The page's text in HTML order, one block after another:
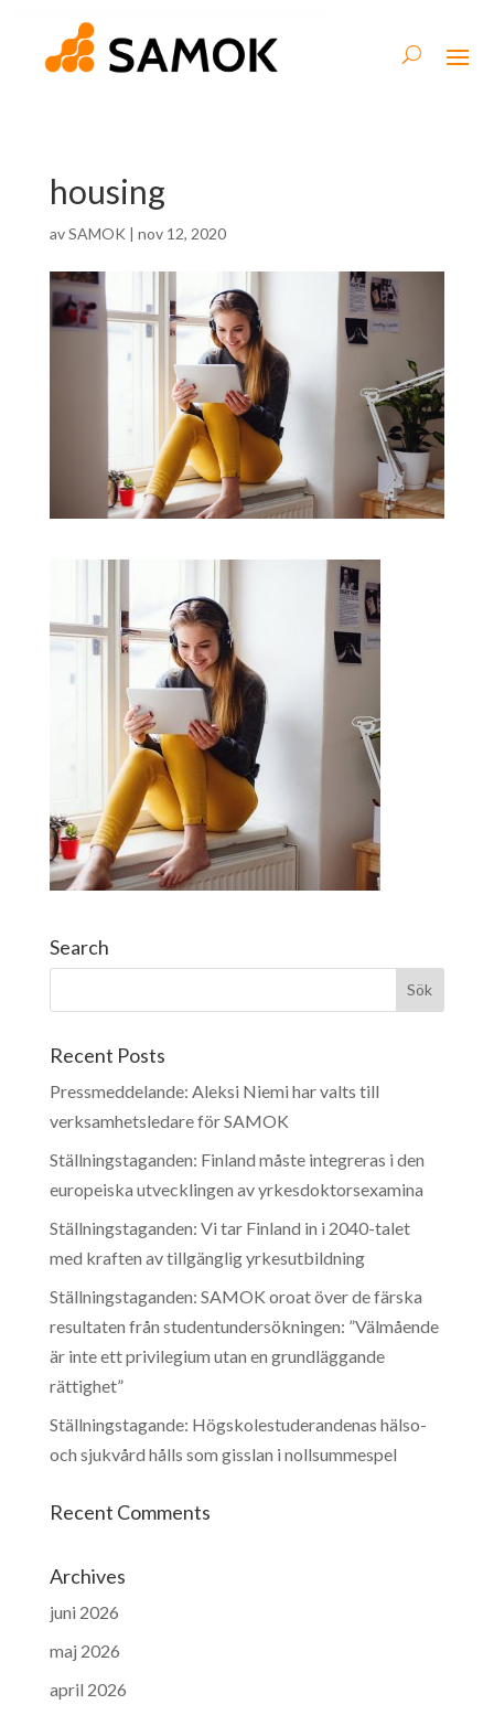
housing
avSAMOK | nov 12, 2020
Search
Recent Posts
Pressmeddelande: Aleksi Niemi har valts till
verksamhetsledare för SAMOK
Ställningstaganden: Finland måste integreras i den
europeiska utvecklingen av yrkesdoktorsexamina
Ställningstaganden: Vi tar Finland in i 2040-talet
med kraften av tillgänglig yrkesutbildning
Ställningstaganden: SAMOK oroat över de färska
resultaten från studentundersökningen: ”Välmående
är inte ett privilegium utan en grundläggande
rättighet”
Ställningstagande: Högskolestuderandenas hälso-
och sjukvård hålls som gisslan i nollsummespel
Recent Comments
Archives
juni 2026
maj 2026
april 2026